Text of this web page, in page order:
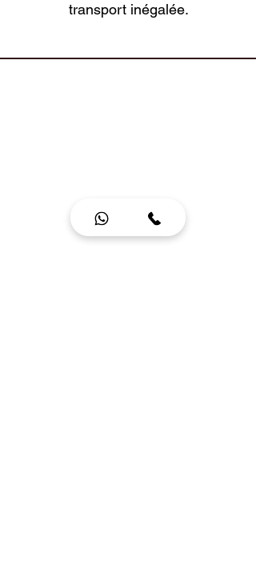
transport inégalée.